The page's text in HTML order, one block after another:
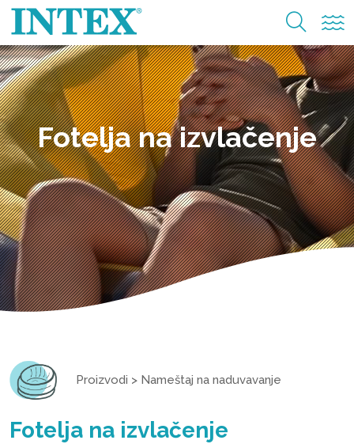
Fotelja na izvlačenje
Proizvodi > Nameštaj na naduvavanje
Fotelja na izvlačenje